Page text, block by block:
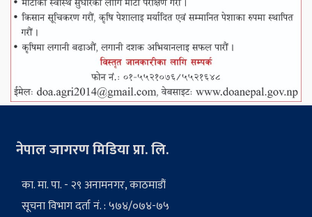
नेपाल जागरण मिडिया प्रा. लि.
का. मा. पा. - २९ अनामनगर, काठमाडौं
सूचना विभाग दर्ता नं. : ५७४/०७४-७५